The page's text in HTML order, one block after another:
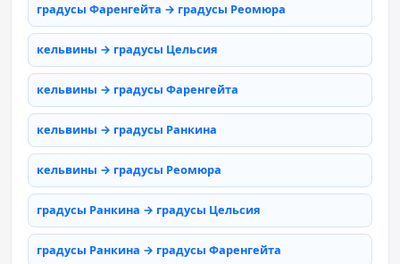
градусы Фаренгейта → градусы Реомюра
кельвины → градусы Цельсия
кельвины → градусы Фаренгейта
кельвины → градусы Ранкина
кельвины → градусы Реомюра
градусы Ранкина → градусы Цельсия
градусы Ранкина → градусы Фаренгейта